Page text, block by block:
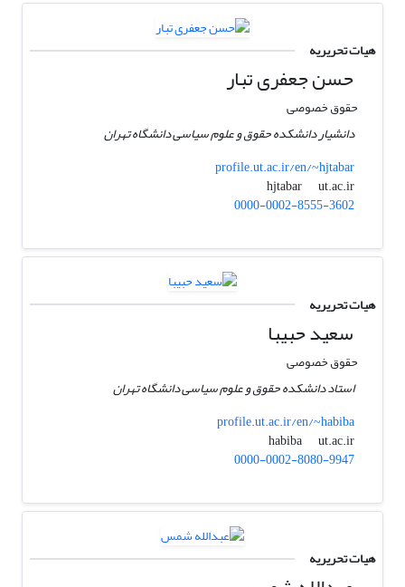
هیات تحریریه
حسن جعفری تبار
حقوق خصوصی
دانشیار دانشکده حقوق و علوم سیاسی دانشگاه تهران
profile.ut.ac.ir/en/~hjtabar
hjtabar
ut.ac.ir
0000-0002-8555-3602
هیات تحریریه
سعید حبیبا
حقوق خصوصی
استاد دانشکده حقوق و علوم سیاسی دانشگاه تهران
profile.ut.ac.ir/en/~habiba
habiba
ut.ac.ir
0000-0002-8080-9947
هیات تحریریه